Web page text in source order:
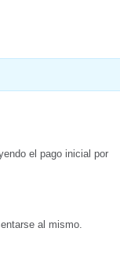
el pago inicial por
al mismo.